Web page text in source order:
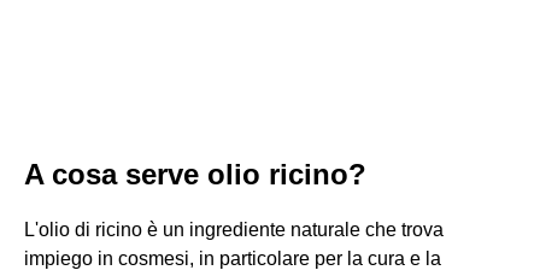
A cosa serve olio ricino?
L'olio di ricino è un ingrediente naturale che trova
impiego in cosmesi, in particolare per la cura e la